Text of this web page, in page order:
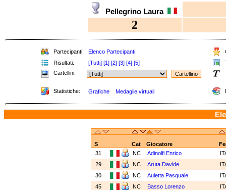
Pellegrino Laura
2
Partecipanti: Elenco Partecipanti
Risultati:
[Tutti] [1] [2] [3] [4] [5]
Cartellini:
Statistiche: Grafiche Medaglie virtuali
S Cat Giocatore
31
NC Adinolfi Enrico
29
NC Aruta Davide
30
NC Auletta Pasquale
45
NC Basso Lorenzo